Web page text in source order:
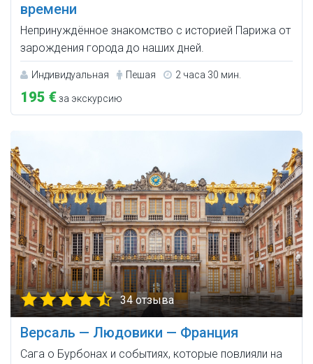
времени
Непринуждённое знакомство с историей Парижа от
зарождения города до наших дней.
Индивидуальная Пешая 2 часа 30 мин.
195 €за экскурсию
34 отзыва
Версаль — Людовики — Франция
Сага о Бурбонах и событиях, которые повлияли на